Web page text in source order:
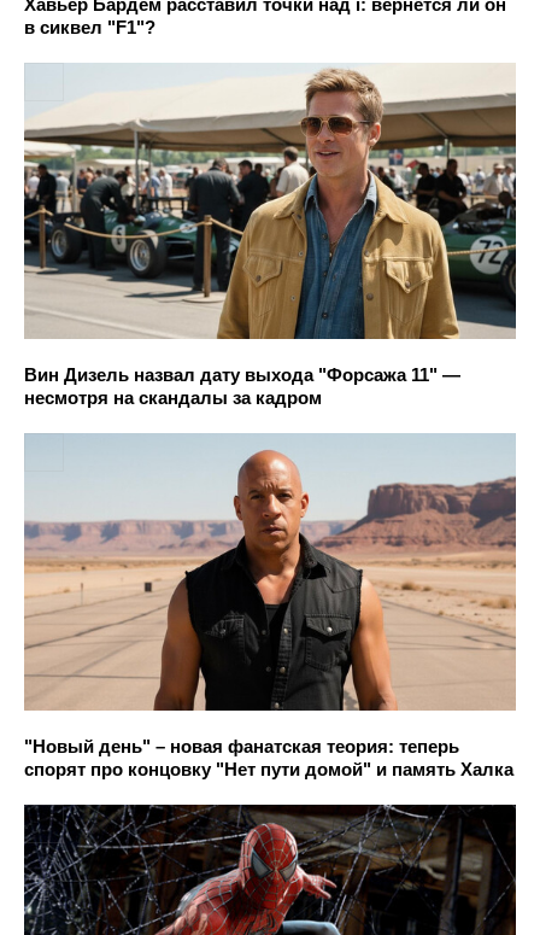
в сиквел "F1"?
Вин Дизель назвал дату выхода "Форсажа 11" —
несмотря на скандалы за кадром
"Новый день" – новая фанатская теория: теперь
спорят про концовку "Нет пути домой" и память Халка